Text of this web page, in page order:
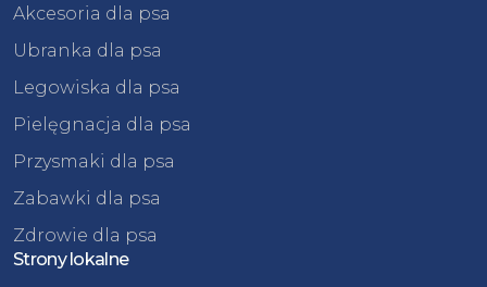
Akcesoria dla psa
Ubranka dla psa
Legowiska dla psa
Pielęgnacja dla psa
Przysmaki dla psa
Zabawki dla psa
Zdrowie dla psa
Strony lokalne